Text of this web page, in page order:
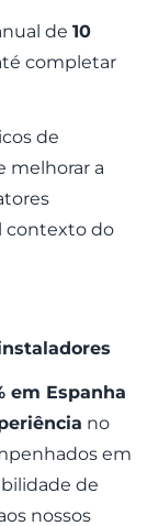
de 10
completar
de
melhorar a
contexto do
em Espanha
no
em
de
nossos